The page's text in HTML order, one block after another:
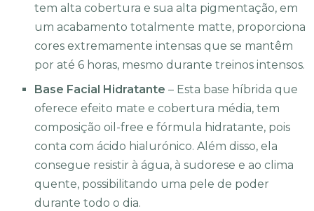
tem alta cobertura e sua alta pigmentação, em
um acabamento totalmente matte, proporciona
cores extremamente intensas que se mantêm
por até 6 horas, mesmo durante treinos intensos.
Base Facial Hidratante – Esta base híbrida que
oferece efeito mate e cobertura média, tem
composição oil-free e fórmula hidratante, pois
conta com ácido hialurónico. Além disso, ela
consegue resistir à água, à sudorese e ao clima
quente, possibilitando uma pele de poder
durante todo o dia.